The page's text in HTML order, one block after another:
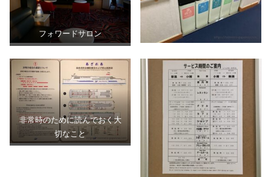
フォワードサロン
非常時のために読んでおく大
切なこと